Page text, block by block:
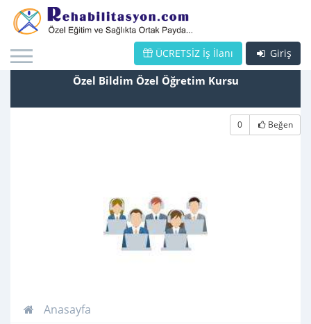
Giriş
ÜCRETSİZ İş İlanı
Özel Bildim Özel Öğretim Kursu
0 Beğen
Anasayfa